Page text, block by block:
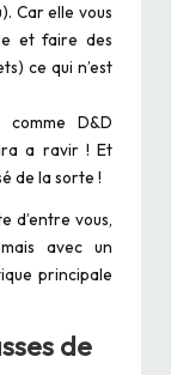
Car elle vous
et faire des
ce qui n’est
D&D
a ravir ! Et
de la sorte !
d’entre vous,
avec un
principale
de